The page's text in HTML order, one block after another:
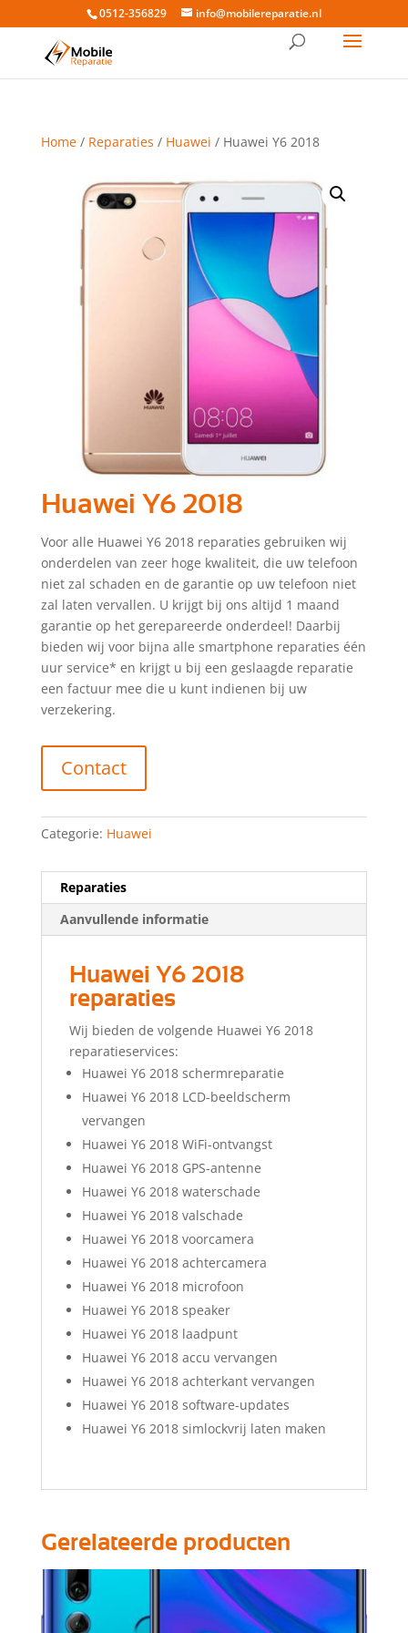
0512-356829 info@mobilereparatie.nl
Home/ Reparaties / Huawei / Huawei Y6 2018
Huawei Y6 2018
Voor alle Huawei Y6 2018 reparaties gebruiken wij
onderdelen van zeer hoge kwaliteit, die uw telefoon
niet zal schaden en de garantie op uw telefoon niet
zal laten vervallen. U krijgt bij ons altijd 1 maand
garantie op het gerepareerde onderdeel! Daarbij
bieden wij voor bijna alle smartphone reparaties één
uur service* en krijgt u bij een geslaagde reparatie
een factuur mee die u kunt indienen bij uw
verzekering.
Contact
Categorie: Huawei
Reparaties
Aanvullende informatie
Huawei Y6 2018
reparaties
Wij bieden de volgende Huawei Y6 2018
reparatieservices:
Huawei Y6 2018 schermreparatie
Huawei Y6 2018 LCD-beeldscherm
vervangen
Huawei Y6 2018 WiFi-ontvangst
Huawei Y6 2018 GPS-antenne
Huawei Y6 2018 waterschade
Huawei Y6 2018 valschade
Huawei Y6 2018 voorcamera
Huawei Y6 2018 achtercamera
Huawei Y6 2018 microfoon
Huawei Y6 2018 speaker
Huawei Y6 2018 laadpunt
Huawei Y6 2018 accu vervangen
Huawei Y6 2018 achterkant vervangen
Huawei Y6 2018 software-updates
Huawei Y6 2018 simlockvrij laten maken
Gerelateerde producten